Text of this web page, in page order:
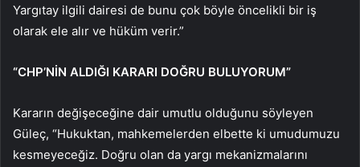
Yargıtay ilgili dairesi de bunu çok böyle öncelikli bir iş
olarak ele alır ve hüküm verir.”
“CHP’NİN ALDIĞI KARARI DOĞRU BULUYORUM”
Kararın değişeceğine dair umutlu olduğunu söyleyen
Güleç, “Hukuktan, mahkemelerden elbette ki umudumuzu
kesmeyeceğiz. Doğru olan da yargı mekanizmalarını